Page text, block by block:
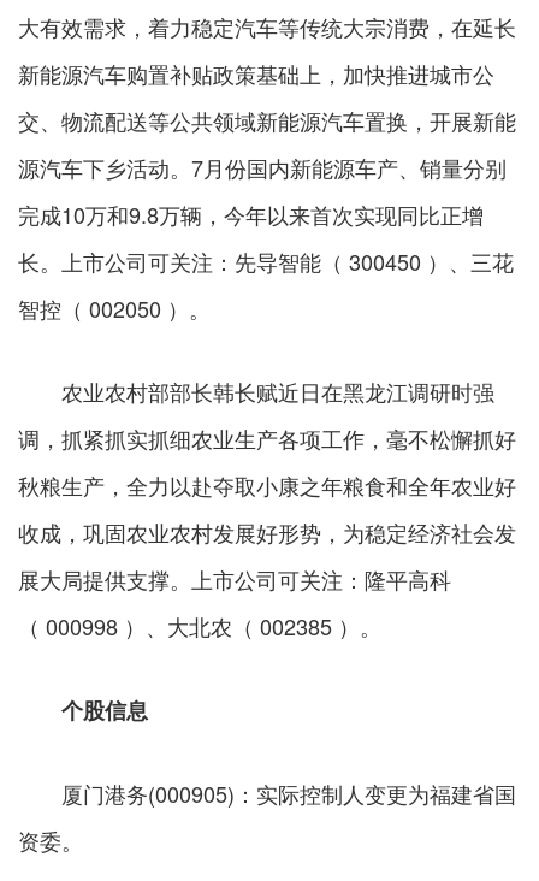
大有效需求，着力稳定汽车等传统大宗消费，在延长
新能源汽车购置补贴政策基础上，加快推进城市公
交、物流配送等公共领域新能源汽车置换，开展新能
源汽车下乡活动。7月份国内新能源车产、销量分别
完成10万和9.8万辆，今年以来首次实现同比正增
长。上市公司可关注：先导智能（ 300450 ）、三花
智控（ 002050 ）。
农业农村部部长韩长赋近日在黑龙江调研时强
调，抓紧抓实抓细农业生产各项工作，毫不松懈抓好
秋粮生产，全力以赴夺取小康之年粮食和全年农业好
收成，巩固农业农村发展好形势，为稳定经济社会发
展大局提供支撑。上市公司可关注：隆平高科
（ 000998 ）、大北农（ 002385 ）。
个股信息
厦门港务(000905)：实际控制人变更为福建省国
资委。